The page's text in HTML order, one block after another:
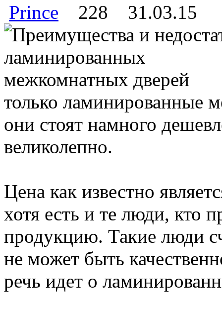
Prince 228 31.03.15
только ламинированные
они стоят намного
великолепно.
Цена как известно
хотя есть и те люди, кто
продукцию. Такие люди
не может быть
речь идет о